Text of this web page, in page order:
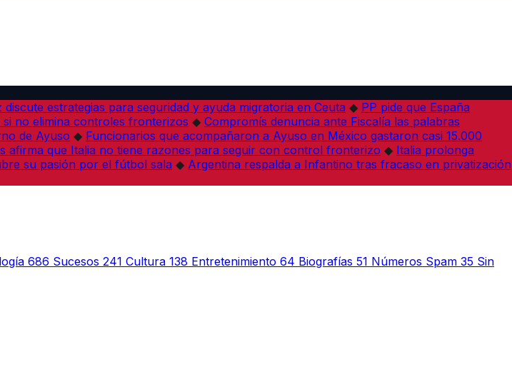
discute estrategias para seguridad y ayuda migratoria en Ceuta ◆ PP pide que España
si no elimina controles fronterizos ◆ Compromís denuncia ante Fiscalía las palabras
de Ayuso ◆ Funcionarios que acompañaron a Ayuso en México gastaron casi 15.000
afirma que Italia no tiene razones para seguir con control fronterizo ◆ Italia prolonga
su pasión por el fútbol sala ◆ Argentina respalda a Infantino tras fracaso en privatización
686 Sucesos 241 Cultura 138 Entretenimiento 64 Biografías 51 Números Spam 35 Sin